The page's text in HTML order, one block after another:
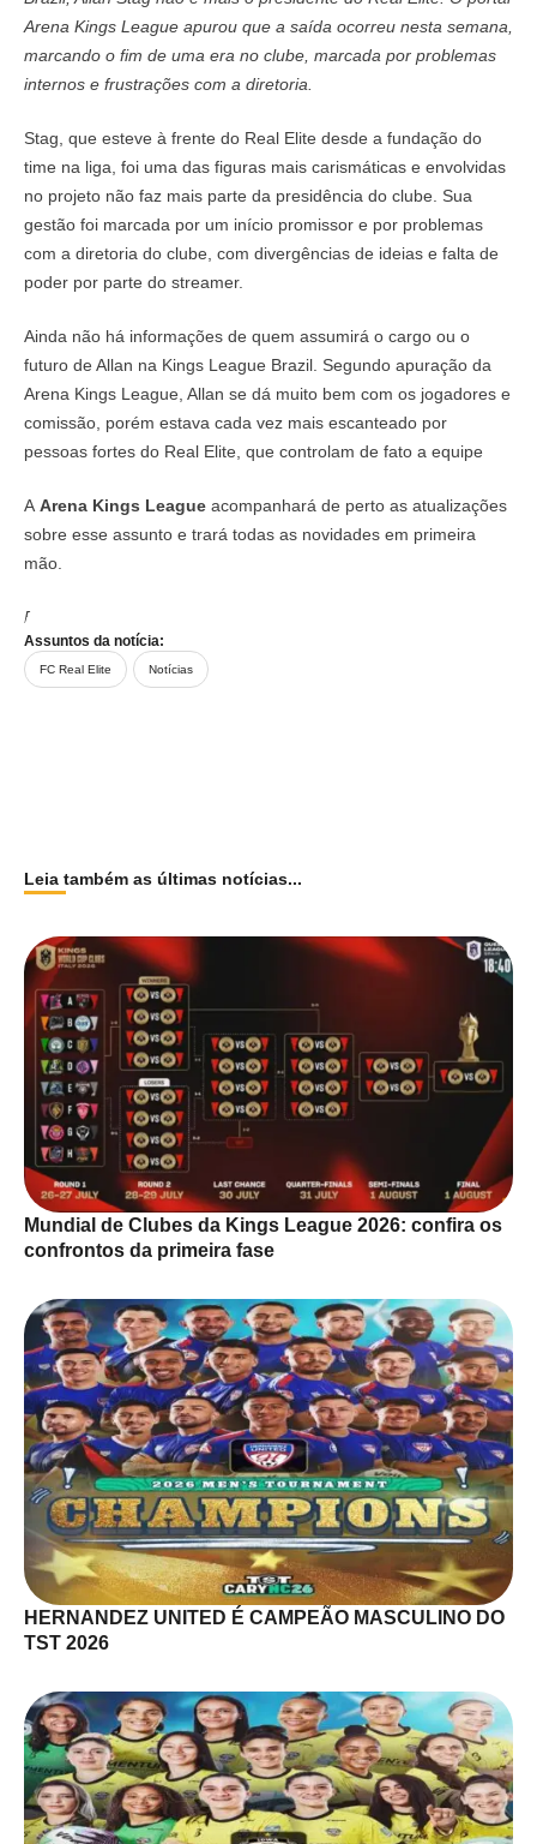
Arena Kings League apurou que a saída ocorreu nesta semana,
marcando o fim de uma era no clube, marcada por problemas
internos e frustrações com a diretoria.
Stag, que esteve à frente do Real Elite desde a fundação do
time na liga, foi uma das figuras mais carismáticas e envolvidas
no projeto não faz mais parte da presidência do clube. Sua
gestão foi marcada por um início promissor e por problemas
com a diretoria do clube, com divergências de ideias e falta de
poder por parte do streamer.
Ainda não há informações de quem assumirá o cargo ou o
futuro de Allan na Kings League Brazil. Segundo apuração da
Arena Kings League, Allan se dá muito bem com os jogadores e
comissão, porém estava cada vez mais escanteado por
pessoas fortes do Real Elite, que controlam de fato a equipe
A Arena Kings League acompanhará de perto as atualizações
sobre esse assunto e trará todas as novidades em primeira
mão.
Fique ligado para mais informações!
Assuntos da notícia:
FC Real Elite Notícias
Leia também as últimas notícias...
Mundial de Clubes da Kings League 2026: confira os
confrontos da primeira fase
HERNANDEZ UNITED É CAMPEÃO MASCULINO DO
TST 2026